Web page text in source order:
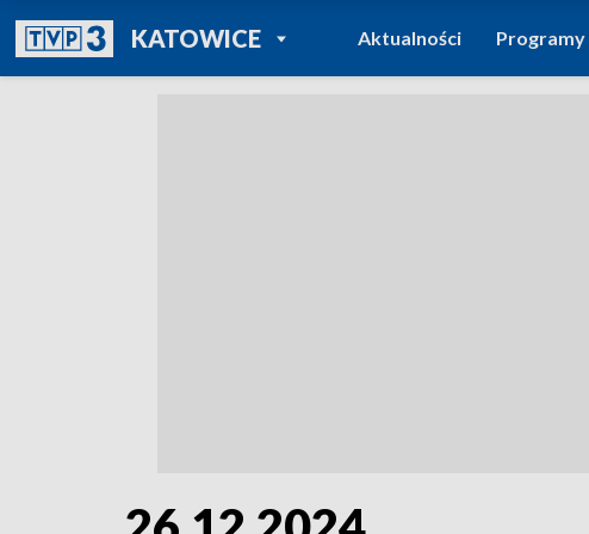
KATOWICEPOWRÓT DO
TVP REGIONY
Aktualności Programy